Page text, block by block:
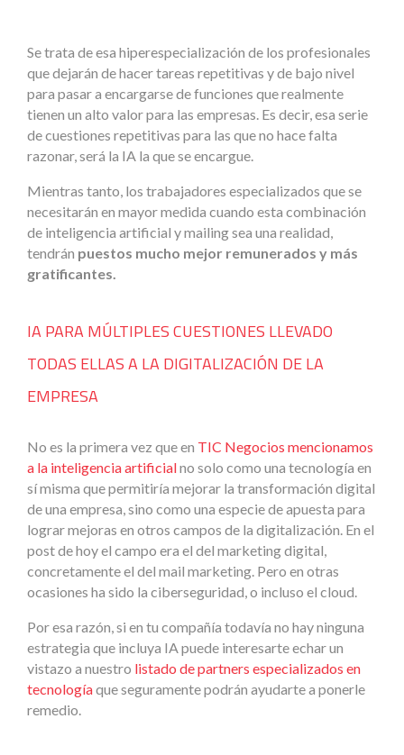
Se trata de esa hiperespecialización de los profesionales
que dejarán de hacer tareas repetitivas y de bajo nivel
para pasar a encargarse de funciones que realmente
tienen un alto valor para las empresas. Es decir, esa serie
de cuestiones repetitivas para las que no hace falta
razonar, será la IA la que se encargue.
Mientras tanto, los trabajadores especializados que se
necesitarán en mayor medida cuando esta combinación
de inteligencia artificial y mailing sea una realidad,
tendrán puestos mucho mejor remunerados y más
gratificantes.
IA PARA MÚLTIPLES CUESTIONES LLEVADO
TODAS ELLAS A LA DIGITALIZACIÓN DE LA
EMPRESA
No es la primera vez que en TIC Negocios mencionamos
a la inteligencia artificialno solo como una tecnología en
sí misma que permitiría mejorar la transformación digital
de una empresa, sino como una especie de apuesta para
lograr mejoras en otros campos de la digitalización. En el
post de hoy el campo era el del marketing digital,
concretamente el del mail marketing. Pero en otras
ocasiones ha sido la ciberseguridad, o incluso el cloud.
Por esa razón, si en tu compañía todavía no hay ninguna
estrategia que incluya IA puede interesarte echar un
vistazo a nuestro listado de partners especializados en
tecnologíaque seguramente podrán ayudarte a ponerle
remedio.